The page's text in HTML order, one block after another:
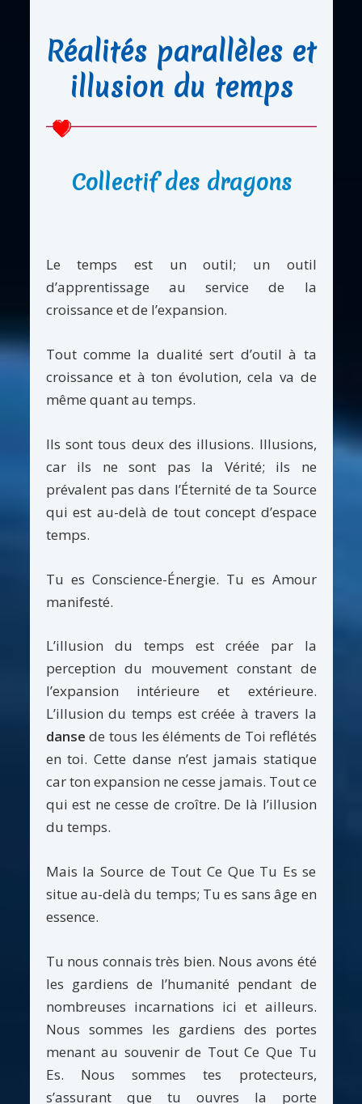
Réalités parallèles et
illusion du temps
Collectif des dragons
Le temps est un outil; un outil
d’apprentissage au service de la
croissance et de l’expansion.
Tout comme la dualité sert d’outil à ta
croissance et à ton évolution, cela va de
même quant au temps.
Ils sont tous deux des illusions. Illusions,
car ils ne sont pas la Vérité; ils ne
prévalent pas dans l’Éternité de ta Source
qui est au-delà de tout concept d’espace
temps.
Tu es Conscience-Énergie. Tu es Amour
manifesté.
L’illusion du temps est créée par la
perception du mouvement constant de
l’expansion intérieure et extérieure.
L’illusion du temps est créée à travers la
danse de tous les éléments de Toi reflétés
en toi. Cette danse n’est jamais statique
car ton expansion ne cesse jamais. Tout ce
qui est ne cesse de croître. De là l’illusion
du temps.
Mais la Source de Tout Ce Que Tu Es se
situe au-delà du temps; Tu es sans âge en
essence.
Tu nous connais très bien. Nous avons été
les gardiens de l’humanité pendant de
nombreuses incarnations ici et ailleurs.
Nous sommes les gardiens des portes
menant au souvenir de Tout Ce Que Tu
Es. Nous sommes tes protecteurs,
s’assurant que tu ouvres la porte